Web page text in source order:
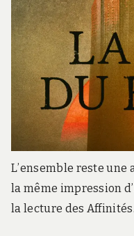
L’ensemble reste
la même impression
la lecture des Affinités.